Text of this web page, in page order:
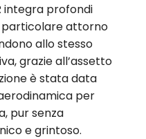
integra profondi
particolare attorno
allo stesso
grazie all’assetto
è stata data
per
pur senza
e grintoso.